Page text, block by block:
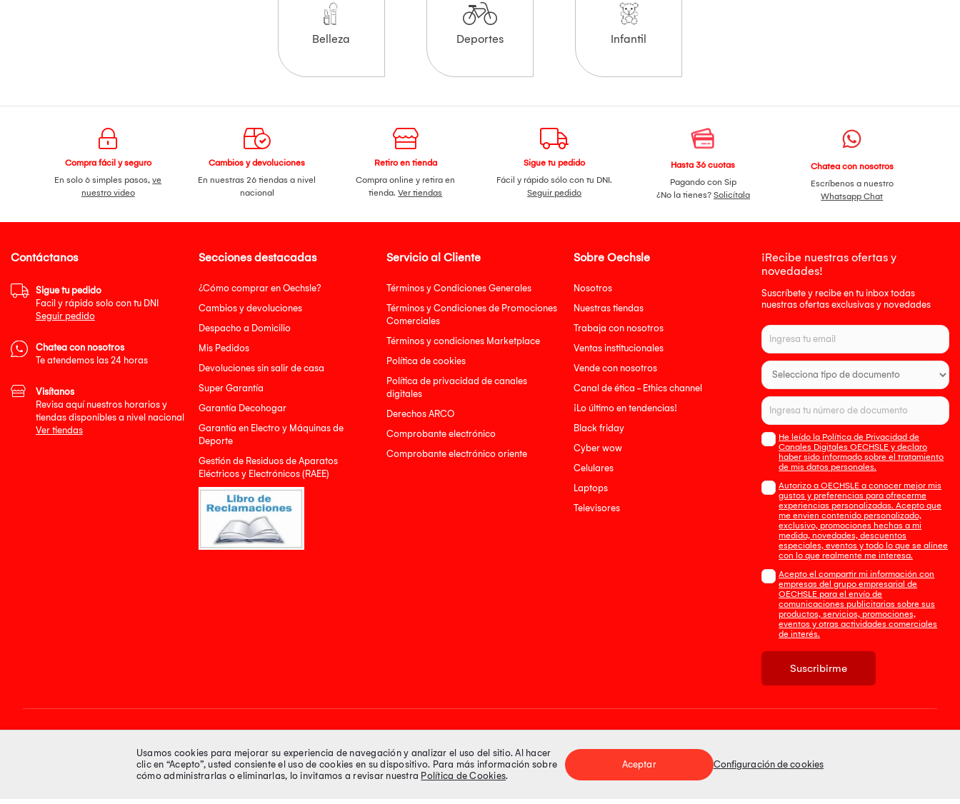
Belleza Deportes Infantil
Compra fácil y seguro
En solo 6 simples pasos,ve
nuestro video
Cambios y devoluciones
En nuestras 26 tiendas a nivel
nacional
Retiro en tienda
Compra online y retira en
tienda.Ver tiendas
Sigue tu pedido
Fácil y rápido sólo con tu DNI.
Seguir pedido
Hasta 36 cuotas
Pagando con Sip
¿No la tienes? Solicítala
Chatea con nosotros
Escríbenos a nuestro
Whatsapp Chat
Secciones destacadas
¿Cómo comprar en Oechsle?
Cambios y devoluciones
Despacho a Domicilio
Mis Pedidos
Devoluciones sin salir de casa
Super Garantía
Garantía Decohogar
Garantía en Electro y Máquinas de
Deporte
Gestión de Residuos de Aparatos
Eléctricos y Electrónicos (RAEE)
Servicio al Cliente
Términos y Condiciones Generales
Términos y Condiciones de Promociones
Comerciales
Términos y condiciones Marketplace
Política de cookies
Política de privacidad de canales
digitales
Derechos ARCO
Comprobante electrónico
Comprobante electrónico oriente
Sobre Oechsle
Nosotros
Nuestras tiendas
Trabaja con nosotros
Ventas institucionales
Vende con nosotros
Canal de ética - Ethics channel
¡Lo último en tendencias!
Black friday
Cyber wow
Celulares
Laptops
Televisores
¡Recibe nuestras ofertas y
novedades!
Suscríbete y recibe en tu inbox todas
nuestras ofertas exclusivas y novedades
He leído la Política de Privacidad de
Canales Digitales OECHSLE y declaro
haber sido informado sobre el tratamiento
de mis datos personales.
Autorizo a OECHSLE a conocer mejor mis
gustos y preferencias para ofrecerme
experiencias personalizadas. Acepto que
me envien contenido personalizado,
exclusivo, promociones hechas a mi
medida, novedades, descuentos
especiales, eventos y todo lo que se alinee
con lo que realmente me interesa.
Acepto el compartir mi información con
empresas del grupo empresarial de
OECHSLE para el envío de
comunicaciones publicitarias sobre sus
productos, servicios, promociones,
eventos y otras actividades comerciales
de interés.
Suscribirme
Contáctanos
Sigue tu pedido
Facil y rápido solo con tu DNI
Seguir pedido
Chatea con nosotros
Te atendemos las 24 horas
Visítanos
Revisa aquí nuestros horarios y
tiendas disponibles a nivel nacional
Ver tiendas
Síguenos en Medios de pago Tienda 100% Segura
Usamos cookies para mejorar su experiencia de navegación y analizar el uso del sitio. Al hacer
clic en “Acepto”, usted consiente el uso de cookies en su dispositivo. Para más información sobre
cómo administrarlas o eliminarlas, lo invitamos a revisar nuestra Política de Cookies.
Aceptar Configuración de cookies